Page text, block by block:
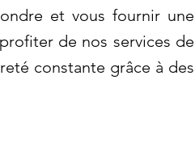
et vous fournir une
de nos services de
constante grâce à des